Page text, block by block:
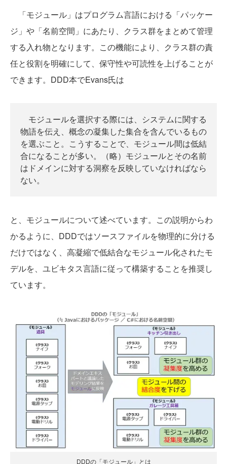
「モジュール」はプログラム言語における「パッケー
ジ」や「名前空間」にあたり、クラス群をまとめて管理
する入れ物となります。この機能により、クラス群の責
任と役割を明確にして、保守性や可読性を上げることが
できます。DDD本でEvans氏は
モジュールを選択する際には、システムに関する
物語を伝え、概念の凝集した集合を含んでいるもの
を選ぶこと。こうすることで、モジュール間は低結
合になることが多い。（略）モジュールとその名前
はドメインに対する洞察を反映していなければなら
ない。
と、モジュールについて述べています。この説明からわ
かるように、DDDではソースファイルを物理的に分ける
だけではなく、高凝縮で低結合なモジュール化されたモ
デルを、ユビキタス言語に従って構築することを推奨し
ています。
DDDの「モジュール」とは